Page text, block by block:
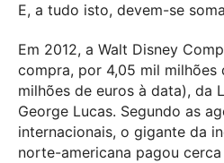
E, a tudo isto, devem-se
Em 2012, a Walt Disney
compra, por 4,05 mil milhões
milhões de euros à data), da
George Lucas. Segundo as
internacionais, o gigante da
norte-americana pagou